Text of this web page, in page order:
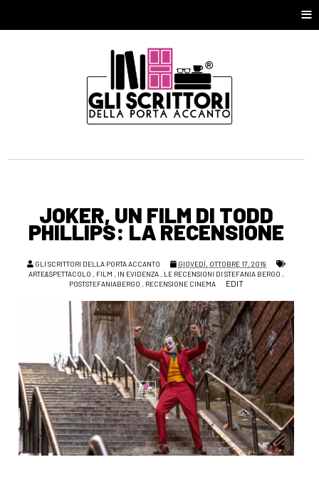
≡
JOKER, UN FILM DI TODD
PHILLIPS: LA RECENSIONE
GLI SCRITTORI DELLA PORTA ACCANTO
GIOVEDÌ, OTTOBRE 17, 2019
ARTE&SPETTACOLO , FILM , IN EVIDENZA , LE RECENSIONI DI STEFANIA BERGO ,
POSTSTEFANIABERGO , RECENSIONE CINEMA EDIT